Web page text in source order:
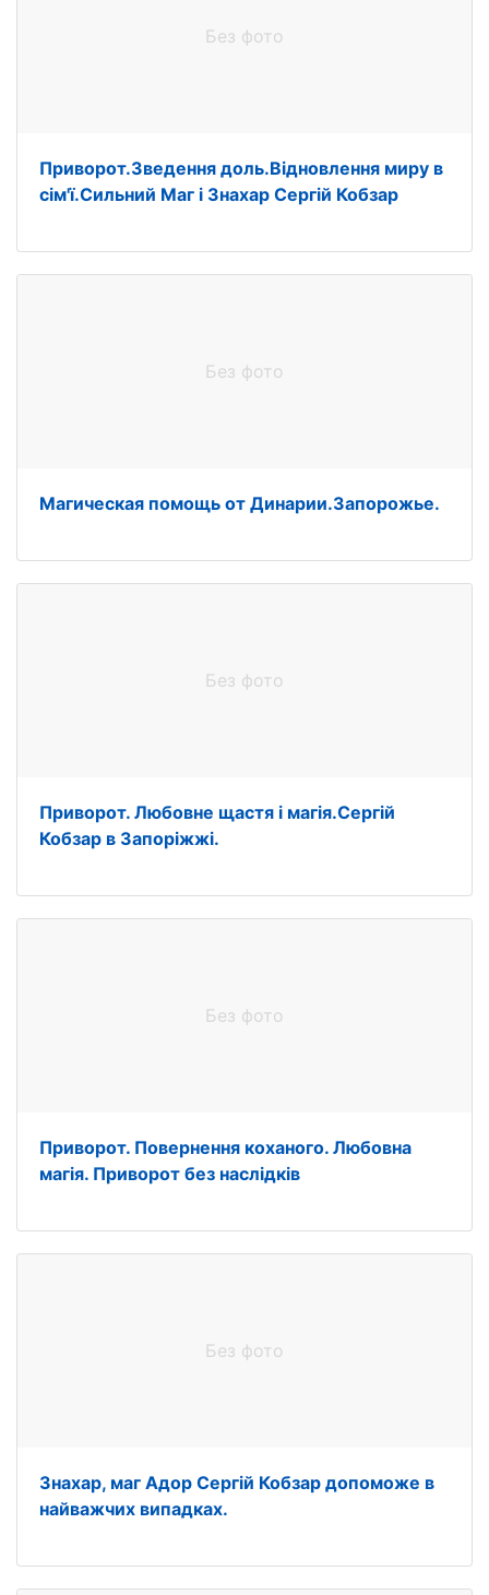
Без фото
Приворот.Зведення доль.Відновлення миру в
сім'ї.Сильний Маг і Знахар Сергій Кобзар
Без фото
Магическая помощь от Динарии.Запорожье.
Без фото
Приворот. Любовне щастя і магія.Сергій
Кобзар в Запоріжжі.
Без фото
Приворот. Повернення коханого. Любовна
магія. Приворот без наслідків
Без фото
Знахар, маг Адор Сергій Кобзар допоможе в
найважчих випадках.